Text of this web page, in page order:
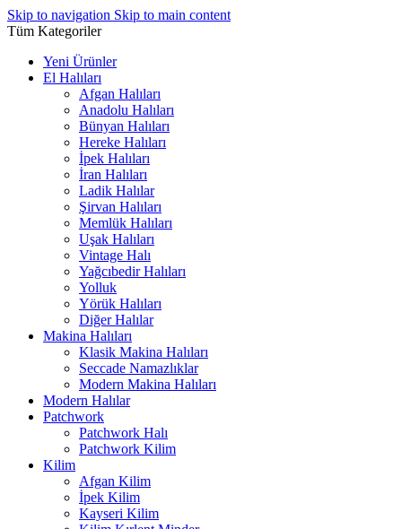
Skip to navigation Skip to main content
Tüm Kategoriler
Yeni Ürünler
El Halıları
Afgan Halıları
Anadolu Halıları
Bünyan Halıları
Hereke Halıları
İpek Halıları
İran Halıları
Ladik Halılar
Şirvan Halıları
Memlük Halıları
Uşak Halıları
Vintage Halı
Yağcıbedir Halıları
Yolluk
Yörük Halıları
Diğer Halılar
Makina Halıları
Klasik Makina Halıları
Seccade Namazlıklar
Modern Makina Halıları
Modern Halılar
Patchwork
Patchwork Halı
Patchwork Kilim
Kilim
Afgan Kilim
İpek Kilim
Kayseri Kilim